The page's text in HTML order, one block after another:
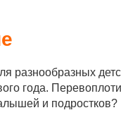
разнообразных
года.
и подростков?